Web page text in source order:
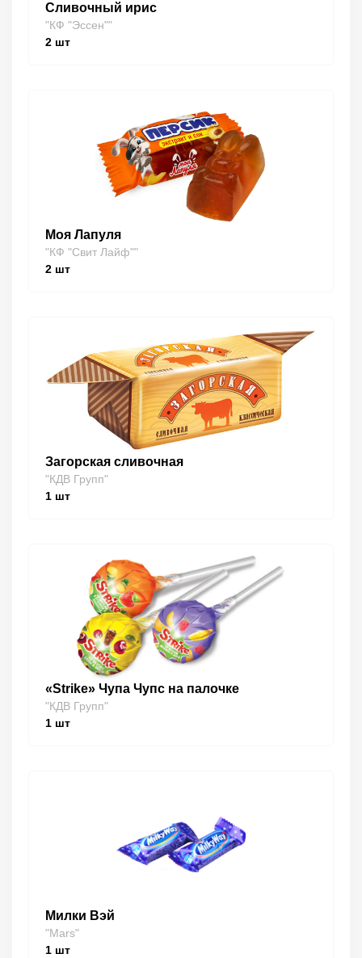
Сливочный ирис
"КФ "Эссен""
2 шт
Моя Лапуля
"КФ "Свит Лайф""
2 шт
Загорская сливочная
"КДВ Групп"
1 шт
«Strike» Чупа Чупс на палочке
"КДВ Групп"
1 шт
Милки Вэй
"Mars"
1 шт